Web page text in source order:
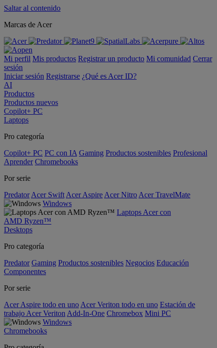
Saltar al contenido
Marcas de Acer
Mi perfil Mis productos Registrar un producto Mi comunidad Cerrar
sesión
Iniciar sesión Registrarse ¿Qué es Acer ID?
AI
Productos
Productos nuevos
Copilot+ PC
Laptops
Pro categoría
Copilot+ PC PC con IA Gaming Productos sostenibles Profesional
Aprender Chromebooks
Por serie
Predator Acer Swift Acer Aspire Acer Nitro Acer TravelMate
Windows
Laptops Acer con
AMD Ryzen™
Desktops
Pro categoría
Predator Gaming Productos sostenibles Negocios Educación
Componentes
Por serie
Acer Aspire todo en uno Acer Veriton todo en uno Estación de
trabajo Acer Veriton Add-In-One Chromebox Mini PC
Windows
Chromebooks